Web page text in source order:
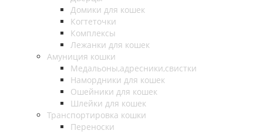
Домики для кошек
Когтеточки
Комплексы
Лежанки для кошек
Амуниция кошки
Медальоны,адресники,свистки
Намордники для кошек
Ошейники для кошек
Шлейки для кошек
Транспортировка кошки
Переноски